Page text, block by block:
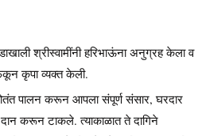
श्रीस्वामींनी हरिभाऊंना अनुग्रह केला व
कृपा व्यक्त केली.
पालन करून आपला संपूर्ण संसार, घरदार
दान करून टाकले. त्याकाळात ते दागिने